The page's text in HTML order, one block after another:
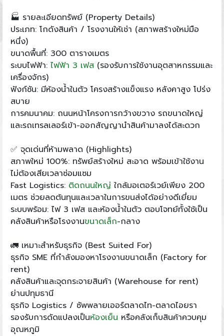
🏭 รายละเอียดทรัพย์ (Property Details)
ประเภท: โกดังสินค้า / โรงงานให้เช่า (สภาพสร้างใหม่มือ
หนึ่ง)
ขนาดพื้นที่: 300 ตารางเมตร
ระบบไฟฟ้า: ไฟฟ้า 3 เฟส(รองรับการใช้งานอุตสาหกรรมและ
เครื่องจักร)
ฟังก์ชัน: มีห้องน้ำในตัว โครงสร้างแข็งแรง หลังคาสูง โปร่ง
สบาย
การคมนาคม: ถนนหน้าโครงการกว้างขวาง รถขนาดใหญ่
และรถเทรลเลอร์เข้า-ออกสัญญานำสินค้ามาลงได้สะดวก
✅ จุดเด่นที่ห้ามพลาด (Highlights)
สภาพใหม่ 100%: ทรัพย์สร้างใหม่ สะอาด พร้อมเข้าใช้งาน
ไม่ต้องเสียเวลาซ่อมแซม
Fast Logistics: ติดถนนใหญ่ ใกล้มอเตอร์เวย์เพียง 200
เมตร ช่วยลดต้นทุนและเวลาในการขนส่งได้อย่างดีเยี่ยม
ระบบพร้อม: ไฟ 3 เฟส และห้องน้ำในตัว ตอบโจทย์ทั้งใช้เป็น
คลังสินค้าหรือโรงงานขนาดเล็ก-กลาง
🚛 เหมาะสำหรับธุรกิจ (Best Suited For)
ธุรกิจ SME ที่กำลังมองหาโรงงานขนาดเล็ก (Factory for
rent)
คลังสินค้าและจุดกระจายสินค้า (Warehouse for rent)
ย่านปทุมธานี
ธุรกิจ Logistics / ซัพพลายเออร์ตลาดไท-ตลาดไอยรา
รองรับการดัดแปลงเป็นห้องเย็น หรือคลังเก็บสินค้าควบคุม
อุณหภูมิ